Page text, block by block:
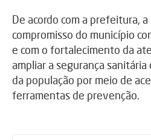
De acordo com a prefeitura,
compromisso do município
e com o fortalecimento da
ampliar a segurança
da população por meio de
ferramentas de prevenção.